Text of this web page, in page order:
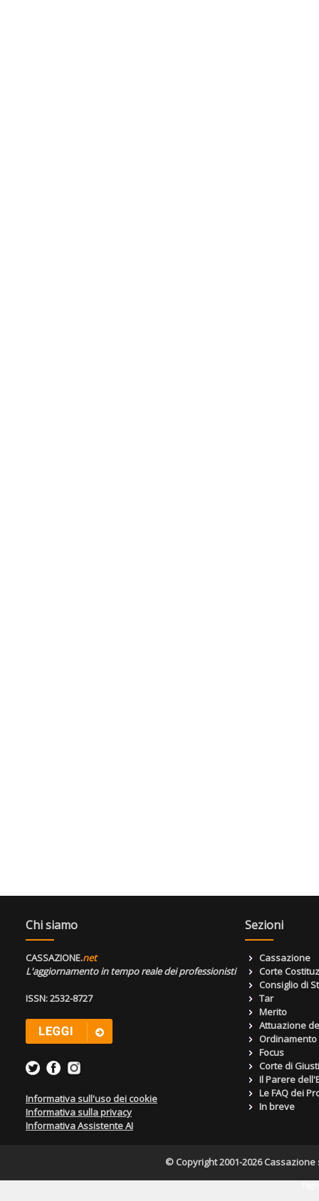
Chi siamo
CASSAZIONE.net
L'aggiornamento in tempo reale dei professionisti
ISSN: 2532-8727
Informativa sull'uso dei cookie
Informativa sulla privacy
Informativa Assistente AI
Sezioni
Cassazione
Corte
Consiglio di
Tar
Merito
Attuazione
Focus
Corte di
Il Parere
Le FAQ dei
In breve
© Copyright 2001-2026 Cassazione